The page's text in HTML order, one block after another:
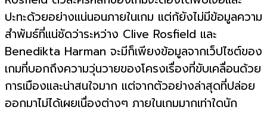
ปะทะด้วยอย่างแน่นอนภายในเกม แต่ก้ยังไม่มีข้อมูลความ
สำพัมธ์ที่แน่ชัดว่าระหว่าง Clive Rosfield และ
Benedikta Harman จะมีก็เพียงข้อมูลจากเว็ปไซต์ของ
เกมที่บอกถึงความวุ่นวายของโครงเรื่องที่ขับเคลื่อนด้วย
การเมืองและน่าสนใจมาก แต่จากตัวอย่างล่าสุดที่ปล่อย
ออกมาไม่ได้เผยเนื่องต่างๆ ภายในเกมมากเท่าใดนัก